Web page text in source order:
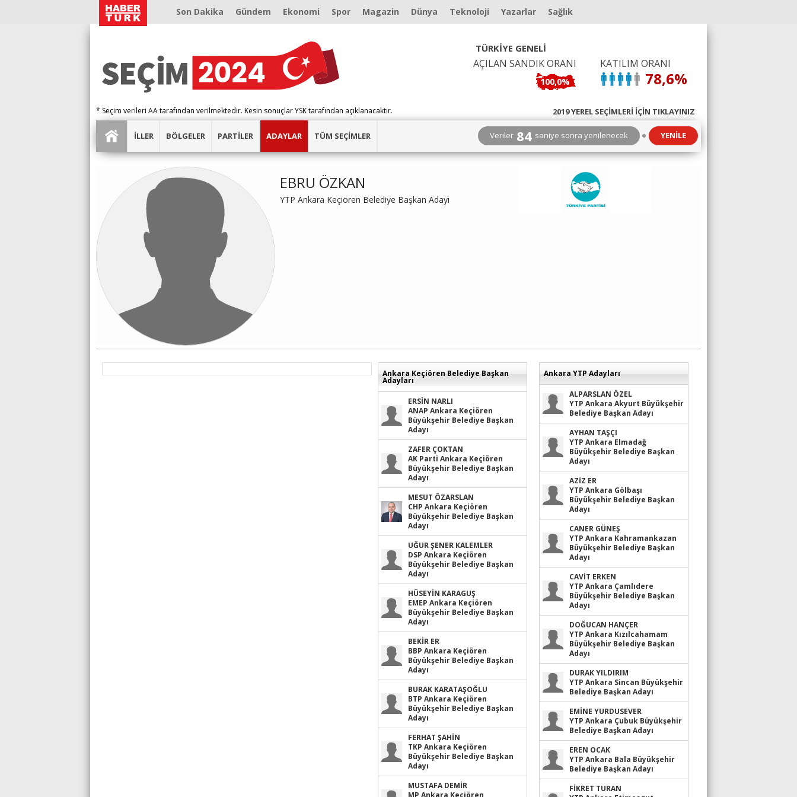
Son Dakika Gündem Ekonomi Spor Magazin Dünya Teknoloji Yazarlar Sağlık
* Seçim verileri AA tarafından verilmektedir. Kesin sonuçlar YSK tarafından açıklanacaktır.
TÜRKİYE GENELİ
AÇILAN SANDIK ORANI
100,0%
KATILIM ORANI
78,6%
2019 YEREL SEÇİMLERİ İÇİN TIKLAYINIZ
İLLER BÖLGELER PARTİLER ADAYLAR TÜM SEÇİMLER Veriler 83 saniye sonra yenilenecek YENİLE
EBRU ÖZKAN
YTP Ankara Keçiören Belediye Başkan Adayı
Ankara Keçiören Belediye Başkan
Adayları
ERSİN NARLI
ANAP Ankara Keçiören
Büyükşehir Belediye Başkan
Adayı
ZAFER ÇOKTAN
AK Parti Ankara Keçiören
Büyükşehir Belediye Başkan
Adayı
MESUT ÖZARSLAN
CHP Ankara Keçiören
Büyükşehir Belediye Başkan
Adayı
UĞUR ŞENER KALEMLER
DSP Ankara Keçiören
Büyükşehir Belediye Başkan
Adayı
HÜSEYİN KARAGUŞ
EMEP Ankara Keçiören
Büyükşehir Belediye Başkan
Adayı
BEKİR ER
BBP Ankara Keçiören
Büyükşehir Belediye Başkan
Adayı
BURAK KARATAŞOĞLU
BTP Ankara Keçiören
Büyükşehir Belediye Başkan
Adayı
FERHAT ŞAHİN
TKP Ankara Keçiören
Büyükşehir Belediye Başkan
Adayı
MUSTAFA DEMİR
MP Ankara Keçiören
Ankara YTP Adayları
ALPARSLAN ÖZEL
YTP Ankara Akyurt Büyükşehir
Belediye Başkan Adayı
AYHAN TAŞÇI
YTP Ankara Elmadağ
Büyükşehir Belediye Başkan
Adayı
AZİZ ER
YTP Ankara Gölbaşı
Büyükşehir Belediye Başkan
Adayı
CANER GÜNEŞ
YTP Ankara Kahramankazan
Büyükşehir Belediye Başkan
Adayı
CAVİT ERKEN
YTP Ankara Çamlıdere
Büyükşehir Belediye Başkan
Adayı
DOĞUCAN HANÇER
YTP Ankara Kızılcahamam
Büyükşehir Belediye Başkan
Adayı
DURAK YILDIRIM
YTP Ankara Sincan Büyükşehir
Belediye Başkan Adayı
EMİNE YURDUSEVER
YTP Ankara Çubuk Büyükşehir
Belediye Başkan Adayı
EREN OCAK
YTP Ankara Bala Büyükşehir
Belediye Başkan Adayı
FİKRET TURAN